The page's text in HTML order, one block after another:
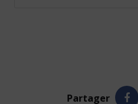
Partager